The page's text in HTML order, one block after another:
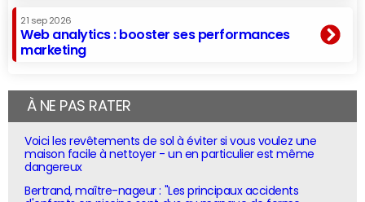
21 sep 2026
Web analytics : booster ses performances
marketing
À NE PAS RATER
Voici les revêtements de sol à éviter si vous voulez une
maison facile à nettoyer - un en particulier est même
dangereux
Bertrand, maître-nageur : "Les principaux accidents